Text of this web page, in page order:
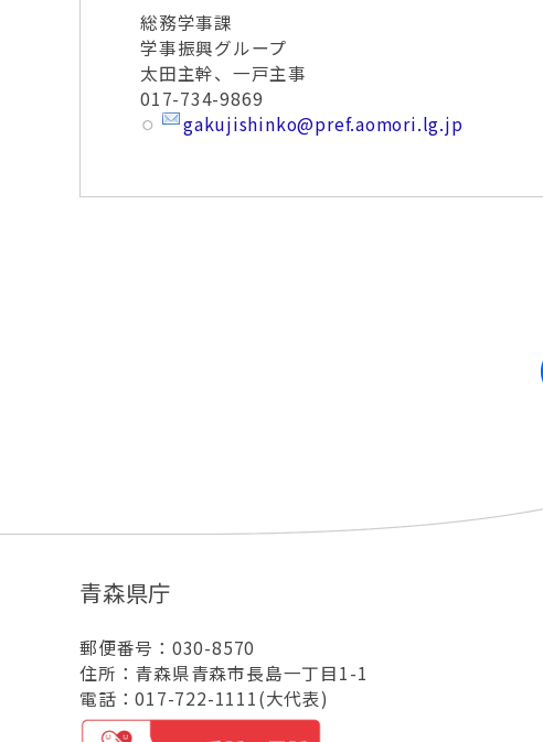
総務学事課
学事振興グループ
太田主幹、一戸主事
017-734-9869
gakujishinko@pref.aomori.lg.jp
青森県庁
郵便番号：030-8570
住所：青森県青森市長島一丁目1-1
電話：017-722-1111(大代表)